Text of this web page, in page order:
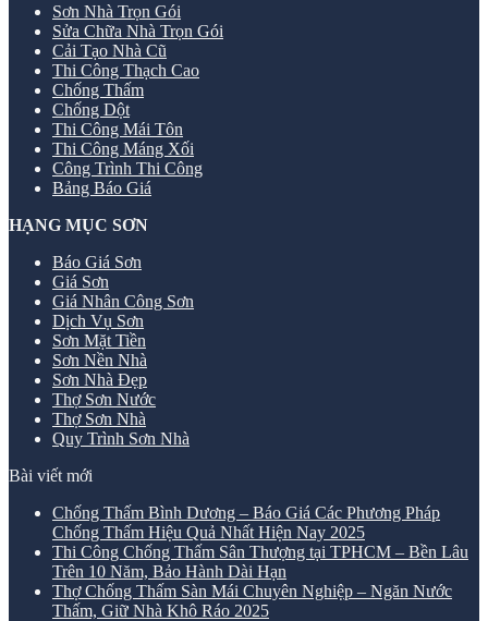
Sơn Nhà Trọn Gói
Sửa Chữa Nhà Trọn Gói
Cải Tạo Nhà Cũ
Thi Công Thạch Cao
Chống Thấm
Chống Dột
Thi Công Mái Tôn
Thi Công Máng Xối
Công Trình Thi Công
Bảng Báo Giá
HẠNG MỤC SƠN
Báo Giá Sơn
Giá Sơn
Giá Nhân Công Sơn
Dịch Vụ Sơn
Sơn Mặt Tiền
Sơn Nền Nhà
Sơn Nhà Đẹp
Thợ Sơn Nước
Thợ Sơn Nhà
Quy Trình Sơn Nhà
Bài viết mới
Chống Thấm Bình Dương – Báo Giá Các Phương Pháp
Chống Thấm Hiệu Quả Nhất Hiện Nay 2025
Thi Công Chống Thấm Sân Thượng tại TPHCM – Bền Lâu
Trên 10 Năm, Bảo Hành Dài Hạn
Thợ Chống Thấm Sàn Mái Chuyên Nghiệp – Ngăn Nước
Thấm, Giữ Nhà Khô Ráo 2025